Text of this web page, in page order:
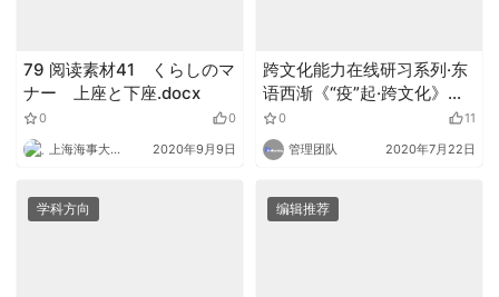
79 阅读素材41 くらしのマ
ナー 上座と下座.docx
0 0
上海海事大学外语 2020年9月9日
跨文化能力在线研习系列·东
语西渐《“疫”起·跨文化》第
三期
0 11
管理团队 2020年7月22日
学科方向 编辑推荐